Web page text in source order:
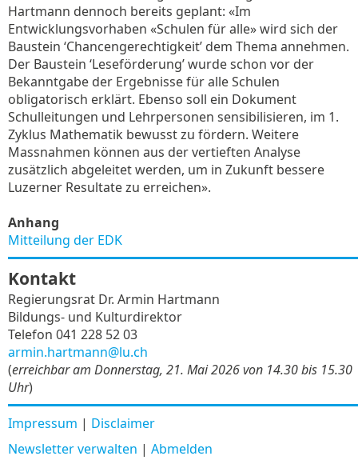
Hartmann dennoch bereits geplant: «Im
Entwicklungsvorhaben «Schulen für alle» wird sich der
Baustein ‘Chancengerechtigkeit’ dem Thema annehmen.
Der Baustein ‘Leseförderung’ wurde schon vor der
Bekanntgabe der Ergebnisse für alle Schulen
obligatorisch erklärt. Ebenso soll ein Dokument
Schulleitungen und Lehrpersonen sensibilisieren, im 1.
Zyklus Mathematik bewusst zu fördern. Weitere
Massnahmen können aus der vertieften Analyse
zusätzlich abgeleitet werden, um in Zukunft bessere
Luzerner Resultate zu erreichen».
Anhang
Mitteilung der EDK
Kontakt
Regierungsrat Dr. Armin Hartmann
Bildungs- und Kulturdirektor
Telefon 041 228 52 03
armin.hartmann@lu.ch
(erreichbar am Donnerstag, 21. Mai 2026 von 14.30 bis 15.30
Uhr)
Impressum | Disclaimer
Newsletter verwalten | Abmelden